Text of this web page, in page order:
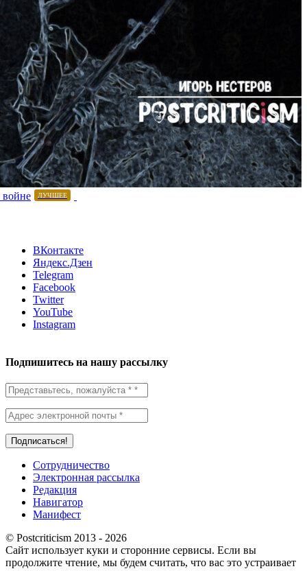
ЛУЧШЕЕ
ВКонтакте
Яндекс.Дзен
Telegram
Facebook
Twitter
YouTube
Instagram
Подпишитесь на нашу рассылку
Сотрудничество
Электронная рассылка
Редакция
Навигатор
Манифест
© Postcriticism 2013 - 2026
Сайт использует куки и сторонние сервисы. Если вы
продолжите чтение, мы будем считать, что вас это устраивает